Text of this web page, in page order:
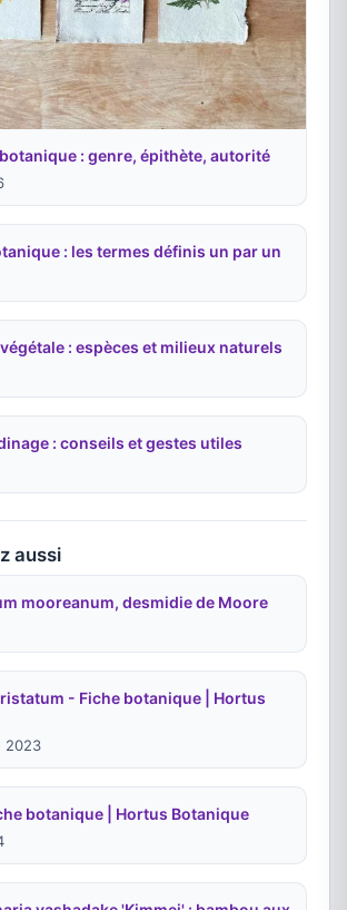
: genre, épithète, autorité
: les termes définis un par un
: espèces et milieux naturels
: conseils et gestes utiles
aussi
mooreanum, desmidie de Moore
- Fiche botanique | Hortus
2023
botanique | Hortus Botanique